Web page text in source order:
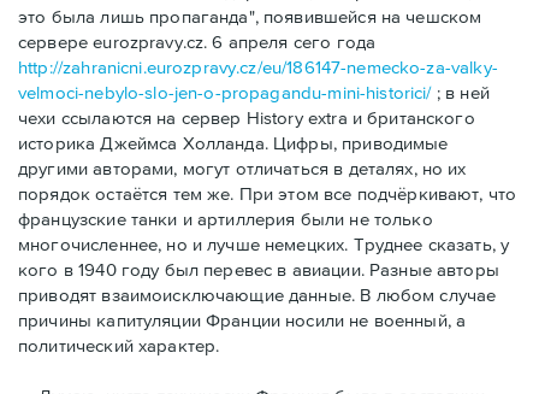
это была лишь пропаганда", появившейся на чешском
сервере eurozpravy.cz. 6 апреля сего года
http://zahranicni.eurozpravy.cz/eu/186147-nemecko-za-valky-
velmoci-nebylo-slo-jen-o-propagandu-mini-historici/; в ней
чехи ссылаются на сервер History extra и британского
историка Джеймса Холланда. Цифры, привoдимые
другими авторами, могут отличаться в деталях, но их
порядок остаётся тем же. При этом все подчёркивают, что
французские танки и артиллерия были не только
многочисленнее, но и лучше немецких. Труднее сказать, у
кого в 1940 году был перевес в авиации. Разные авторы
приводят взаимоисключающие данные. В любом случае
причины капитуляции Франции носили не военный, а
политический характер.